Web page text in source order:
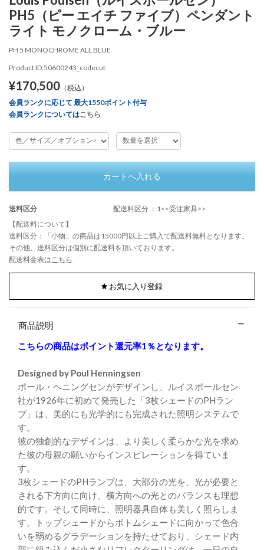
PH5（ピー エイチ ファイブ）ペンダント
ライト モノクローム・ブルー
PH 5 MONOCHROME ALL BLUE
Product ID:50600243_codecut
¥170,500 （税込）
会員ランクに応じて 最大1550ポイント付与
会員ランクについてはこちら
カートへ入れる
送料区分
配送料区分 ：1<<受注家具>>
【配送料について】
送料区分：「小物」の商品は15000円以上ご購入で配送料無料となります。
その他、送料区分は個別に配送料を頂いております。
配送料金表は こちら
お気に入り登録
商品説明
こちらの商品はポイント還元率1％となります。
Designed by Poul Henningsen
ポール・ヘニングセンがデザインし、ルイスポールセン
社が1926年に初めて発売した「3枚シェードのPHラン
プ」は、美的にも光学的にも完成された照明システムで
す。
彼の独創的なデザインは、より美しく柔らかな光を求め
た彼の母親の願いからインスピレーションを得ていま
す。
3枚シェードのPHランプは、大部分の光を、光が必要と
される下方向に向け、横方向への光とのバランスも理想
的です。そして同時に、照明器具自体も美しく照らしま
す。トップシェードからボトムシェードに向かって色合
いを弱めるグラデーションを持たせており、シェード内